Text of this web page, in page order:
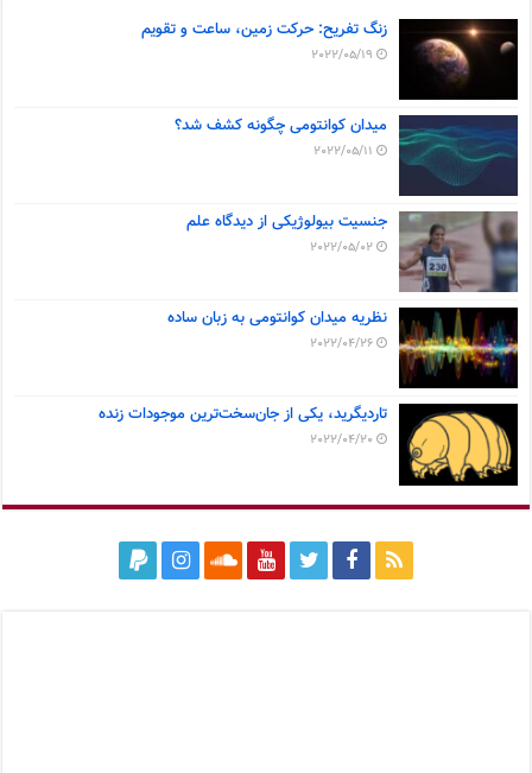
زنگ تفریح: حرکت زمین، ساعت و تقویم
2022/05/19
میدان کوانتومی چگونه کشف شد؟
2022/05/11
جنسیت بیولوژیکی از دیدگاه علم
2022/05/02
نظریه میدان کوانتومی به زبان ساده
2022/04/26
تاردیگرید، یکی از جان‌سخت‌ترین موجودات زنده
2022/04/20